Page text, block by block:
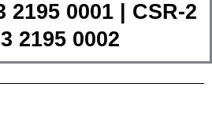
2195 0001 | CSR-2
2195 0002